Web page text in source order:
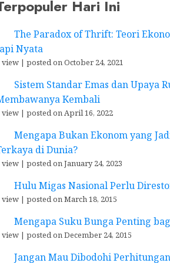
Hari Ini
The Paradox of Thrift: Teori
Nyata
view| posted on October 24, 2021
Sistem Standar Emas dan Upaya
Kembali
view| posted on April 16, 2022
Mengapa Bukan Ekonom yang
di Dunia?
view| posted on January 24, 2023
Hulu Migas Nasional Perlu
view| posted on March 18, 2015
Mengapa Suku Bunga Penting
view| posted on December 24, 2015
Jangan Mau Dibodohi